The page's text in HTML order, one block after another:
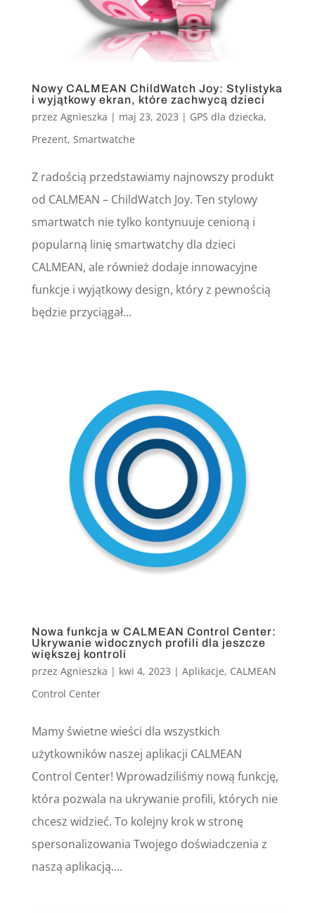
Nowy CALMEAN ChildWatch Joy: Stylistyka
i wyjątkowy ekran, które zachwycą dzieci
przez Agnieszka | maj 23, 2023 | GPS dla dziecka,
Prezent, Smartwatche
Z radością przedstawiamy najnowszy produkt
od CALMEAN – ChildWatch Joy. Ten stylowy
smartwatch nie tylko kontynuuje cenioną i
popularną linię smartwatchy dla dzieci
CALMEAN, ale również dodaje innowacyjne
funkcje i wyjątkowy design, który z pewnością
będzie przyciągał...
Nowa funkcja w CALMEAN Control Center:
Ukrywanie widocznych profili dla jeszcze
większej kontroli
przez Agnieszka | kwi 4, 2023 | Aplikacje, CALMEAN
Control Center
Mamy świetne wieści dla wszystkich
użytkowników naszej aplikacji CALMEAN
Control Center! Wprowadziliśmy nową funkcję,
która pozwala na ukrywanie profili, których nie
chcesz widzieć. To kolejny krok w stronę
spersonalizowania Twojego doświadczenia z
naszą aplikacją....